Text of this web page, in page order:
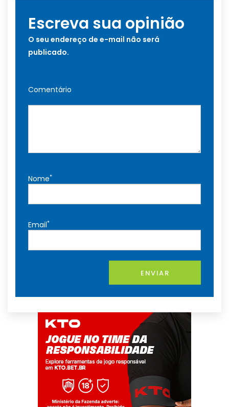
Escreva sua opinião
O seu endereço de e-mail não será
publicado.
Comentário
Nome*
Email*
ENVIAR